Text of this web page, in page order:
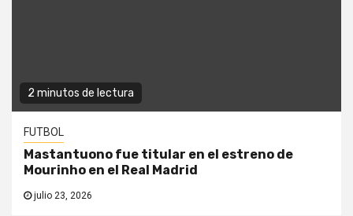
2 minutos de lectura
FUTBOL
Mastantuono fue titular en el estreno de
Mourinho en el Real Madrid
julio 23, 2026